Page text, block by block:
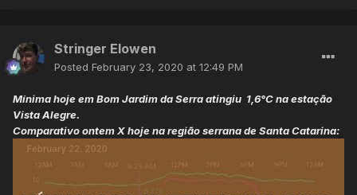
Stringer Elowen
Posted February 23, 2020 at 12:49 PM
Mínima hoje em Bom Jardim da Serra atingiu 1,6°C na estação
Vista Alegre.
Comparativo ontem X hoje na região serrana de Santa Catarina: